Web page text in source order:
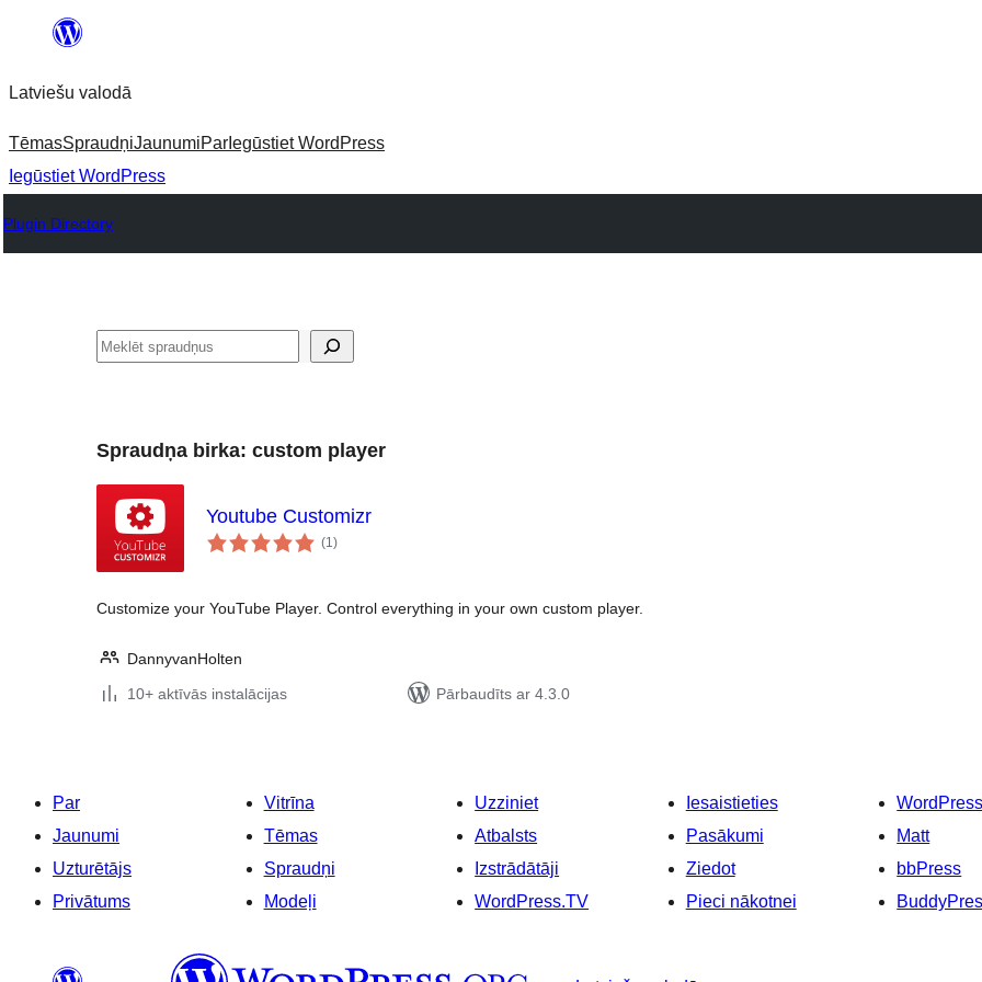
Pāriet
saturu
Latviešu valodā
TēmasSpraudņiJaunumiPar Iegūstiet WordPress
Iegūstiet WordPress
Plugin Directory
Meklēt
Spraudņa birka: custom player
Youtube Customizr
(1vērtējumu
kopsumma
)
Customize your YouTube Player. Control everything in your own custom player.
DannyvanHolten
10+ aktīvās instalācijas
Pārbaudīts ar 4.3.0
Par
Jaunumi
Uzturētājs
Privātums
Vitrīna
Tēmas
Spraudņi
Modeļi
Uzziniet
Atbalsts
Izstrādātāji
WordPress.TV
Iesaistieties
Pasākumi
Ziedot
Pieci nākotnei
Matt
bbPress